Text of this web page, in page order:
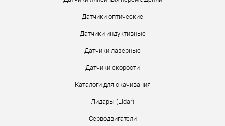
Датчики оптические
Датчики индуктивные
Датчики лазерные
Датчики скорости
Каталоги для скачивания
Лидары (Lidar)
Серводвигатели